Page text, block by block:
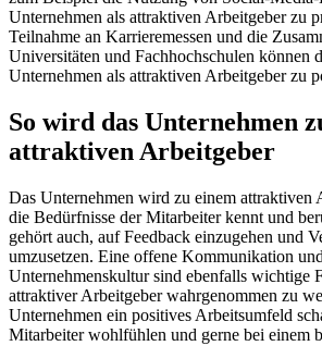
Unternehmen als attraktiven Arbeitgeber zu
Teilnahme an Karrieremessen und die
Universitäten und Fachhochschulen können
Unternehmen als attraktiven Arbeitgeber zu
So wird das Unternehmen
attraktiven Arbeitgeber
Das Unternehmen wird zu einem attraktiven
die Bedürfnisse der Mitarbeiter kennt und
gehört auch, auf Feedback einzugehen und
umzusetzen. Eine offene Kommunikation
Unternehmenskultur sind ebenfalls wichtige
attraktiver Arbeitgeber wahrgenommen zu
Unternehmen ein positives Arbeitsumfeld
Mitarbeiter wohlfühlen und gerne bei einem